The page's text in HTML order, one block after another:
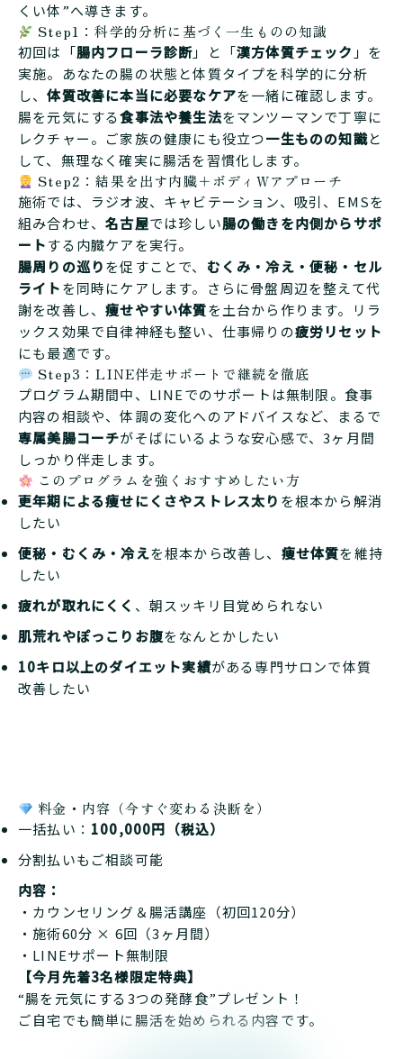
くい体”へ導きます。
Step1：科学的分析に基づく一生ものの知識
初回は「腸内フローラ診断」と「漢方体質チェック 」を
実施。あなたの腸の状態と体質タイプを科学的に分析
し、体質改善に本当に必要なケアを一緒に確認します。
腸を元気にする食事法や養生法をマンツーマンで丁寧に
レクチャー。ご家族の健康にも役立つ一生ものの知識と
して、無理なく確実に腸活を習慣化します。
Step2：結果を出す内臓＋ボディWアプローチ
施術では、ラジオ波、キャビテーション、吸引、EMSを
組み合わせ、名古屋では珍しい腸の働きを内側からサポ
ートする内臓ケアを実行。
腸周りの巡りを促すことで、 むくみ・冷え・便秘・セル
ライトを同時にケアします。さらに骨盤周辺を整えて代
謝を改善し、痩せやすい体質を土台から作ります。リラ
ックス効果で自律神経も整い、仕事帰りの疲労リセット
にも最適です。
Step3：LINE伴走サポートで継続を徹底
プログラム期間中、LINEでのサポートは無制限。食事
内容の相談や、体調の変化へのアドバイスなど、まるで
専属美腸コーチがそばにいるような安心感で、3ヶ月間
しっかり伴走します。
このプログラムを強くおすすめしたい方
更年期による痩せにくさやストレス太り を根本から解消
したい
便秘・むくみ・冷えを根本から改善し、 痩せ体質を維持
したい
疲れが取れにくく 、朝スッキリ目覚められない
肌荒れやぽっこりお腹をなんとかしたい
10キロ以上のダイエット実績がある専門サロンで体質
改善したい
料金・内容（今すぐ変わる決断を）
一括払い： 100,000円（税込）
分割払いもご相談可能
内容：
・カウンセリング＆腸活講座（初回120分）
・施術60分 × 6回（3ヶ月間）
・LINEサポート無制限
【今月先着3名様限定特典】
“腸を元気にする3つの発酵食”プレゼント！
ご自宅でも簡単に腸活を始められる内容です。